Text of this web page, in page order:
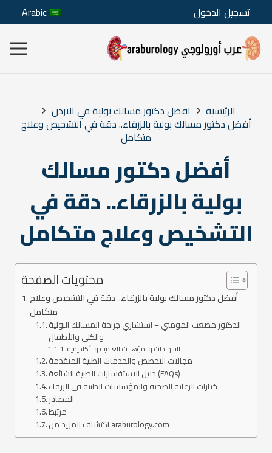
تسجيل الدخول Arabic
الرئيسية افضل دكتور مسالك بولية في الاردن
أفضل دكتور مسالك بولية بالزرقاء.. دقة في التشخيص وعلاج
متكامل
أفضل دكتور مسالك
بولية بالزرقاء.. دقة في
التشخيص وعلاج متكامل
محتويات الصفحة
أفضل دكتور مسالك بولية بالزرقاء.. دقة في التشخيص وعلاج
متكامل
الدكتور مصعب المومني – استشاري جراحة المسالك البولية
والكلى والأطفال
الشهادات والمؤهلات العلمية والأكاديمية
مجالات التخصص والخدمات الطبية المتقدمة
دليل الاستفسارات الطبية الشائعة (FAQs)
خيارات الرعاية الصحية والمؤسسات الطبية في الزرقاء
المصادر
مرتبط
اكتشاف المزيد من araburology.com